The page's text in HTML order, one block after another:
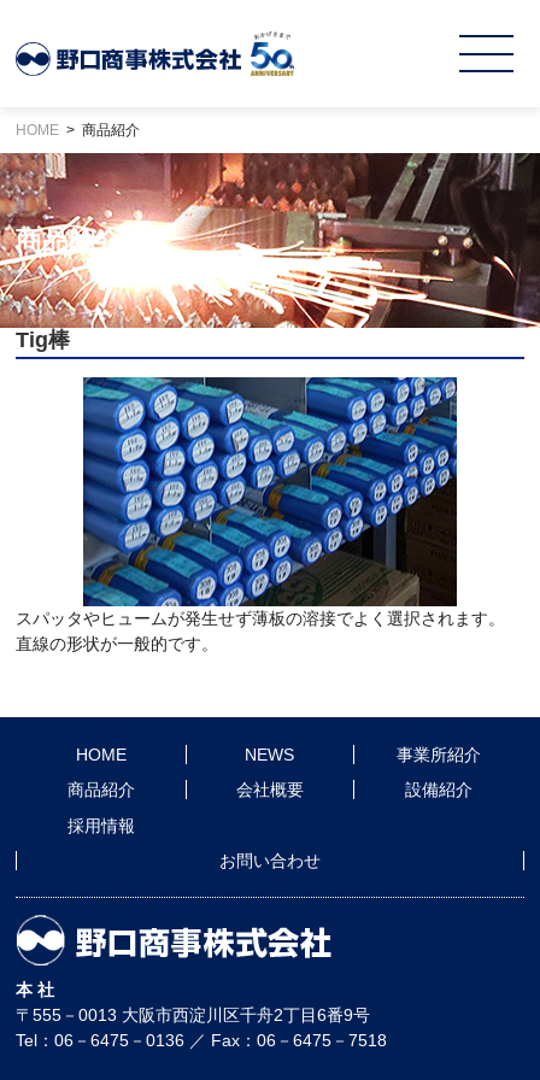
HOME 商品紹介
商品紹介
Tig棒
スパッタやヒュームが発生せず薄板の溶接でよく選択されます。
直線の形状が一般的です。
HOME NEWS
事業所紹介
商品紹介
会社概要
設備紹介
採用情報
お問い合わせ
本 社
〒555－0013 大阪市西淀川区千舟2丁目6番9号
Tel：06－6475－0136 ／ Fax：06－6475－7518